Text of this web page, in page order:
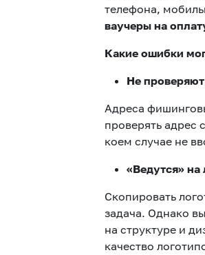
телефона,
ваучеры на
Какие ошибки
Не
Адреса
проверять адрес
коем случае не
«Ведутся»
Скопировать
задача. Однако
на структуре и
качество